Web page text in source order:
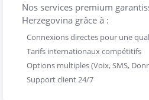
Nos services premium
Herzegovina grâce à :
Connexions directes pour une
Tarifs internationaux compétitifs
Options multiples (Voix, SMS,
Support client 24/7